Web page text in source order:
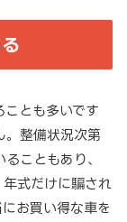
ことも多いです
。整備状況次第
こともあり、
式だけに騙され
お買い得な車を